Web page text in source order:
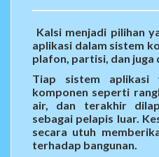
Kalsi menjadi pilihan
aplikasi dalam sistem
plafon, partisi, dan juga
Tiap sistem aplikasi
komponen seperti
air, dan terakhir
sebagai pelapis luar.
secara utuh
terhadap bangunan.